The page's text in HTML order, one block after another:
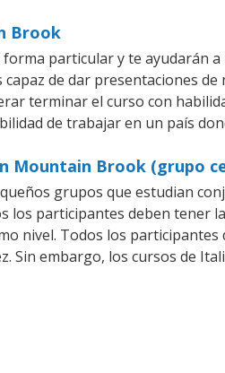
Brook
particular y te ayudarán
de dar presentaciones
terminar el curso con
de trabajar en un país
Mountain Brook (grupo
grupos que estudian
participantes deben tener
nivel. Todos los
Sin embargo, los cursos de